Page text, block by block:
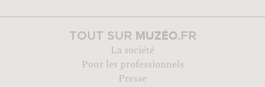
TOUT SUR MUZÉO.FR
La société
Pour les professionnels
Presse